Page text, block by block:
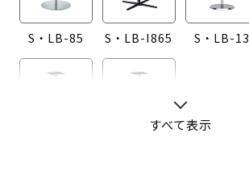
S・LB-85 S・LB-I865 S・LB-13
すべて表示